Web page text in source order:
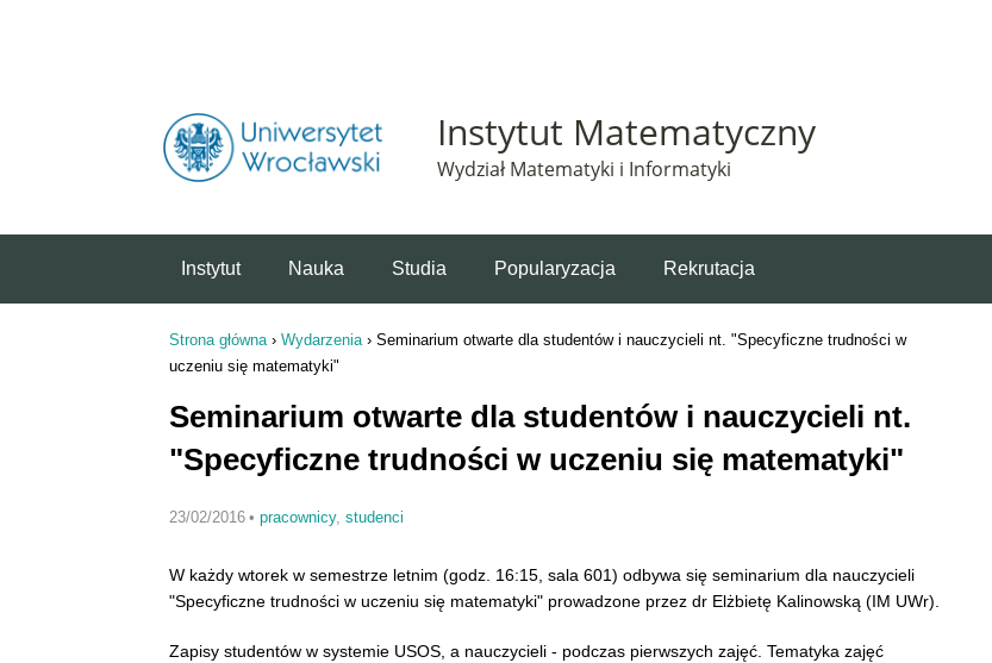
Instytut Matematyczny
Wydział Matematyki i Informatyki
Instytut Nauka Studia Popularyzacja Rekrutacja
Jesteś tutaj
Strona główna› Wydarzenia› Seminarium otwarte dla studentów i nauczycieli nt. "Specyficzne trudności w
uczeniu się matematyki"
Seminarium otwarte dla studentów i nauczycieli nt.
"Specyficzne trudności w uczeniu się matematyki"
23/02/2016 • pracownicy, studenci
W każdy wtorek w semestrze letnim (godz. 16:15, sala 601) odbywa się seminarium dla nauczycieli
"Specyficzne trudności w uczeniu się matematyki" prowadzone przez dr Elżbietę Kalinowską (IM UWr).
Zapisy studentów w systemie USOS, a nauczycieli - podczas pierwszych zajęć. Tematyka zajęć